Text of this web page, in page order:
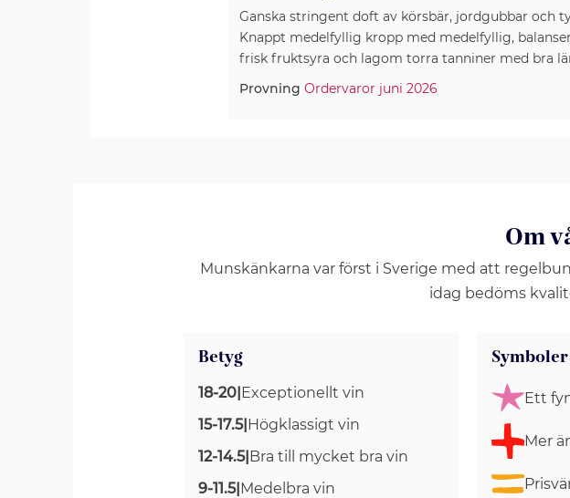
Ganska stringent doft av körsbär, jordgubbar och
Knappt medelfyllig kropp med medelfyllig,
frisk fruktsyra och lagom torra tanniner med bra
Provning Ordervaror juni 2026
Om
Munskänkarna var först i Sverige med att
idag bedöms
Betyg
18-20|Exceptionellt vin
15-17.5|Högklassigt vin
12-14.5|Bra till mycket bra vin
9-11.5|Medelbra vin
Symboler
Ett
Mer